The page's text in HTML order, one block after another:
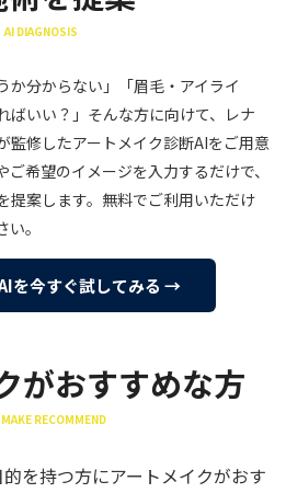
AI DIAGNOSIS
か分からない」「眉毛・アイライ
ばいい？」そんな方に向けて、レナ
監修したアートメイク診断AIをご用意
希望のイメージを入力するだけで、
提案します。無料でご利用いただけ
。
を今すぐ試してみる →
がおすすめな方
RECOMMEND
を持つ方にアートメイクがおす